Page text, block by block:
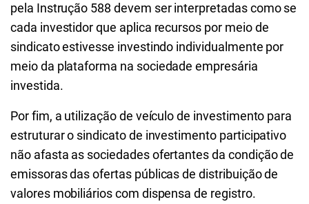
pela Instrução 588 devem ser interpretadas como se
cada investidor que aplica recursos por meio de
sindicato estivesse investindo individualmente por
meio da plataforma na sociedade empresária
investida.
Por fim, a utilização de veículo de investimento para
estruturar o sindicato de investimento participativo
não afasta as sociedades ofertantes da condição de
emissoras das ofertas públicas de distribuição de
valores mobiliários com dispensa de registro.